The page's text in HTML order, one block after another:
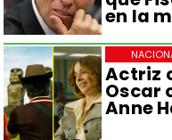
en la
Actriz
Oscar
Anne